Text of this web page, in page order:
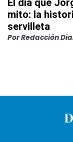
El día que
mito: la
servilleta
PorRedacción